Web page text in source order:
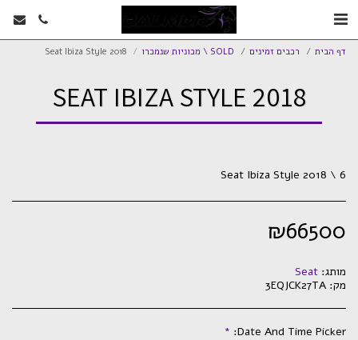
דף הבית רכבים זמינים SOLD \ מכוניות שנמכרו Seat Ibiza Style 2018
SEAT IBIZA STYLE 2018
Seat Ibiza Style 2018 \ 6
₪66500
מותג: Seat
מק: 3EQJCK27TA
Date And Time Picker:
*